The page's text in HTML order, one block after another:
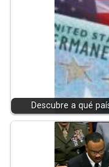
Descubre a qué